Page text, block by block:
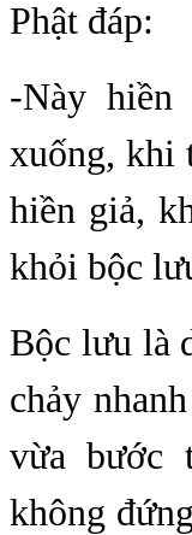
Phật đáp:
-Này
xuống, khi
hiền giả,
khỏi bộc
Bộc lưu là
chảy
vừa bước
không